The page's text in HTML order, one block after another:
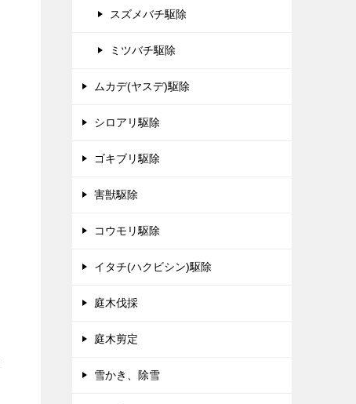
スズメバチ駆除
ミツバチ駆除
ムカデ(ヤスデ)駆除
シロアリ駆除
ゴキブリ駆除
害獣駆除
コウモリ駆除
イタチ(ハクビシン)駆除
庭木伐採
庭木剪定
雪かき、除雪